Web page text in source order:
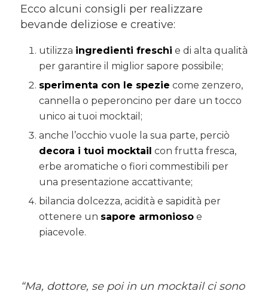
Ecco alcuni consigli per realizzare
bevande deliziose e creative:
utilizza ingredienti freschi e di alta qualità
per garantire il miglior sapore possibile;
sperimenta con le spezie come zenzero,
cannella o peperoncino per dare un tocco
unico ai tuoi mocktail;
anche l’occhio vuole la sua parte, perciò
decora i tuoi mocktail con frutta fresca,
erbe aromatiche o fiori commestibili per
una presentazione accattivante;
bilancia dolcezza, acidità e sapidità per
ottenere un sapore armoniosoe
piacevole.
“Ma, dottore, se poi in un mocktail ci sono